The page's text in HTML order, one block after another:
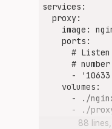
services:
  proxy:
image:
    ports:
#
#
-
    volumes:
- ./
- ./
restart:
88